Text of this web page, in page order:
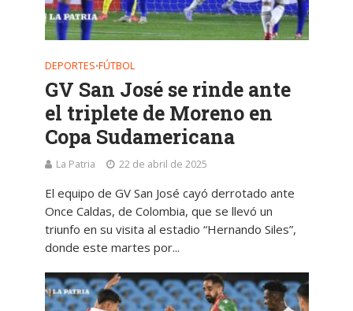
DEPORTES•FÚTBOL
GV San José se rinde ante
el triplete de Moreno en
Copa Sudamericana
La Patria 22 de abril de 2025
El equipo de GV San José cayó derrotado ante
Once Caldas, de Colombia, que se llevó un
triunfo en su visita al estadio “Hernando Siles”,
donde este martes por...